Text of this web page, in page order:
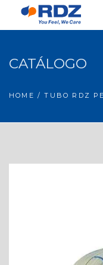
CATÁLOGO
HOME / TUBO RDZ